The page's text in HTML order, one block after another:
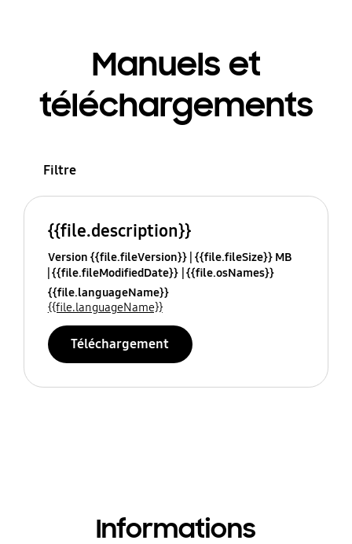
Manuels et
téléchargements
Filtre
{{file.description}}
Version {{file.fileVersion}} {{file.fileSize}} MB
{{file.fileModifiedDate}} {{file.osNames}}
{{file.languageName}}
{{file.languageName}}
Téléchargement
Informations